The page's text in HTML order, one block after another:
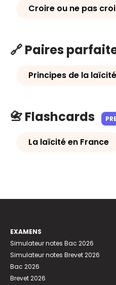
Croire ou ne pas
🔗 Paires
Principes de la laïcité
📇 Flashcards
La laïcité en France
EXAMENS
Simulateur notes Bac 2026
Simulateur notes Brevet 2026
Bac 2026
Brevet 2026